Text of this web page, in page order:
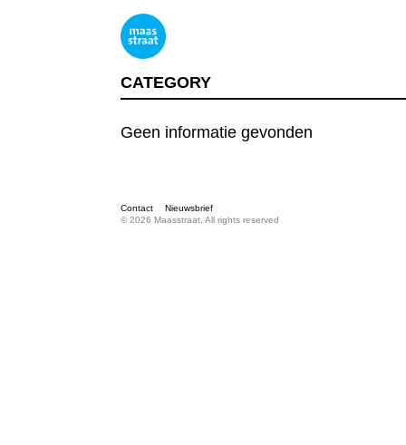
CATEGORY
Geen informatie gevonden
Contact
Nieuwsbrief
© 2026 Maasstraat, All rights reserved